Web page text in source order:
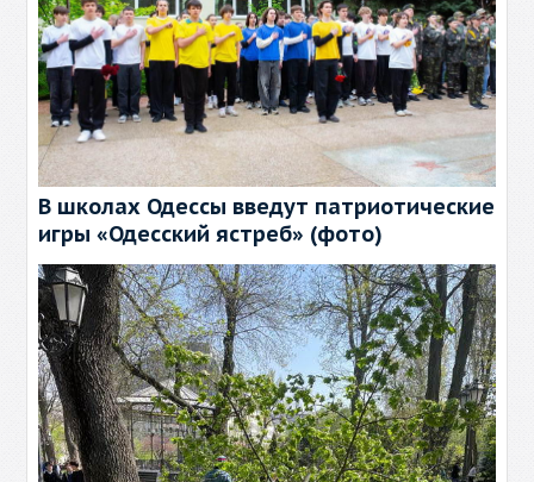
В школах Одессы введут патриотические
игры «Одесский ястреб» (фото)